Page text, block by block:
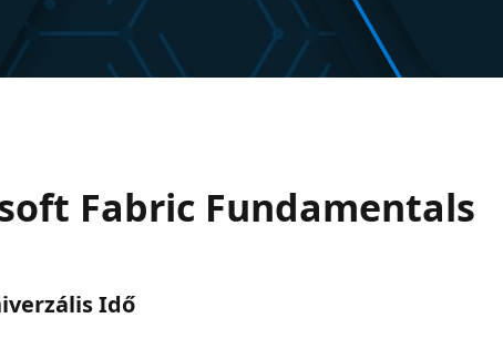
Fabric Fundamentals
Idő